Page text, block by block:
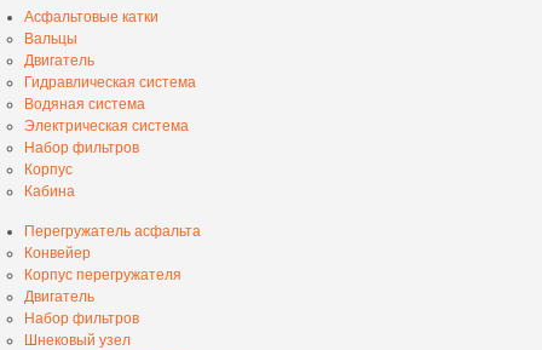
Асфальтовые катки
Вальцы
Двигатель
Гидравлическая система
Водяная система
Электрическая система
Набор фильтров
Корпус
Кабина
Перегружатель асфальта
Конвейер
Корпус перегружателя
Двигатель
Набор фильтров
Шнековый узел